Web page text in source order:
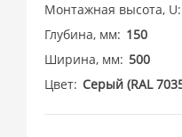
Монтажная высота, U
Глубина, мм
150
Ширина, мм
500
Цвет Cерый (RAL